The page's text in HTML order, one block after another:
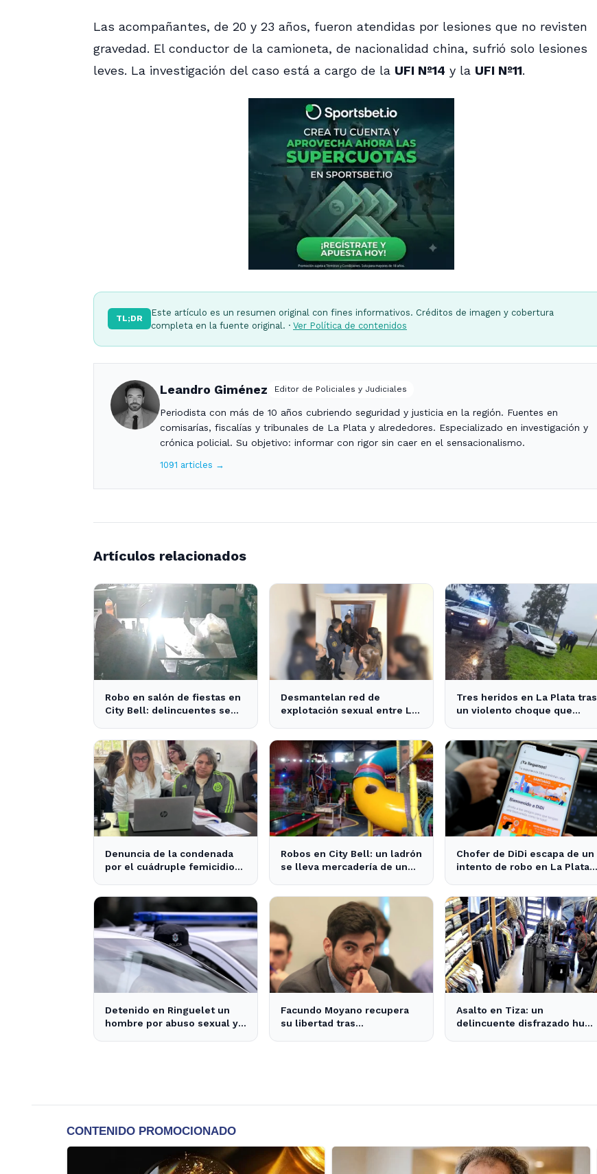
Las acompañantes, de 20 y 23 años, fueron atendidas por lesiones que no revisten
gravedad. El conductor de la camioneta, de nacionalidad china, sufrió solo lesiones
leves. La investigación del caso está a cargo de la UFI Nº14 y la UFI Nº11.
TL;DR
Este artículo es un resumen original con fines informativos. Créditos de imagen y cobertura
completa en la fuente original. · Ver Política de contenidos
Leandro Giménez Editor de Policiales y Judiciales
Periodista con más de 10 años cubriendo seguridad y justicia en la región. Fuentes en
comisarías, fiscalías y tribunales de La Plata y alrededores. Especializado en investigación y
crónica policial. Su objetivo: informar con rigor sin caer en el sensacionalismo.
1091 articles →
Artículos relacionados
Robo en salón de fiestas en
City Bell: delincuentes se
Desmantelan red de
explotación sexual entre La
Tres heridos en La Plata tras
un violento choque que
Denuncia de la condenada
por el cuádruple femicidio
Robos en City Bell: un ladrón
se lleva mercadería de un
Chofer de DiDi escapa de un
intento de robo en La Plata;
Detenido en Ringuelet un
hombre por abuso sexual y
Facundo Moyano recupera
su libertad tras
Asalto en Tiza: un
delincuente disfrazado huye